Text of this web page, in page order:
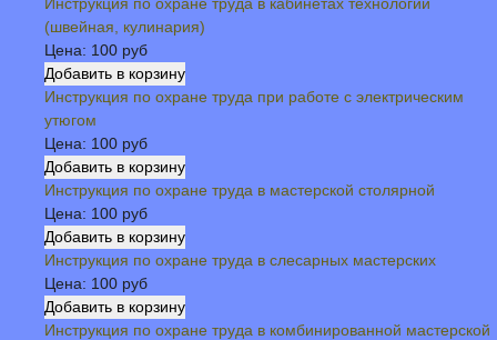
(швейная, кулинария)
Цена: 100 руб
Инструкция по охране труда при работе с электрическим
утюгом
Цена: 100 руб
Инструкция по охране труда в мастерской столярной
Цена: 100 руб
Инструкция по охране труда в слесарных мастерских
Цена: 100 руб
Инструкция по охране труда в комбинированной мастерской